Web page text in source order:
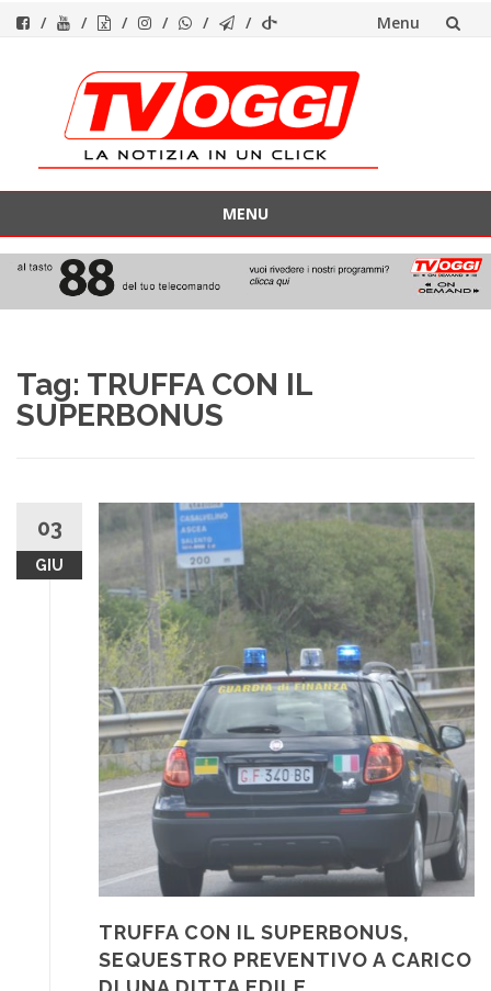
Menu
contenuto
MENU
contenuto
Tag: TRUFFA CON IL
SUPERBONUS
03
GIU
TRUFFA CON IL SUPERBONUS,
SEQUESTRO PREVENTIVO A CARICO